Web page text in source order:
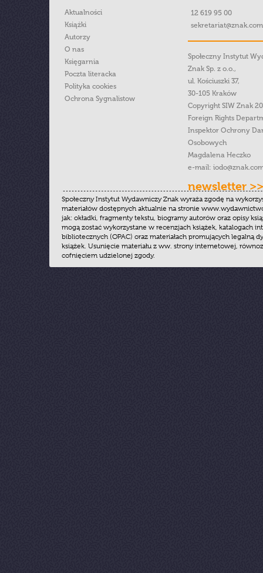
Aktualności
Książki
Autorzy
O nas
Księgarnia
Poczta literacka
Polityka cookies
Ochrona Sygnalistow
12 619 95 00
Społeczny Instytut
Znak Sp. z o.o.,
ul. Kościuszki 37,
30-105 Kraków
Copyright SIW Znak
Foreign Rights
Inspektor Ochrony
Osobowych
Magdalena Heczko
e-mail:
newsletter >>
Społeczny Instytut Wydawniczy Znak wyraża zgodę na
materiałów dostępnych aktualnie na stronie
jak: okładki, fragmenty tekstu, biogramy autorów oraz opisy
mogą zostać wykorzystane w recenzjach książek, katalogach
bibliotecznych (OPAC) oraz materiałach promujących legalną
książek. Usunięcie materiału z ww. strony internetowej,
cofnięciem udzielonej zgody.